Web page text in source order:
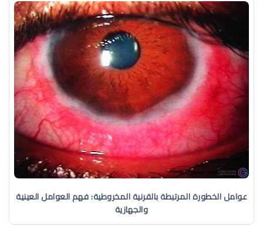
عوامل الخطورة المرتبطة بالقرنية المخروطية: فهم العوامل العينية
والجهازية